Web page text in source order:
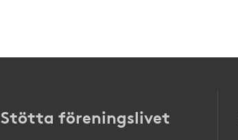
Stötta föreningslivet